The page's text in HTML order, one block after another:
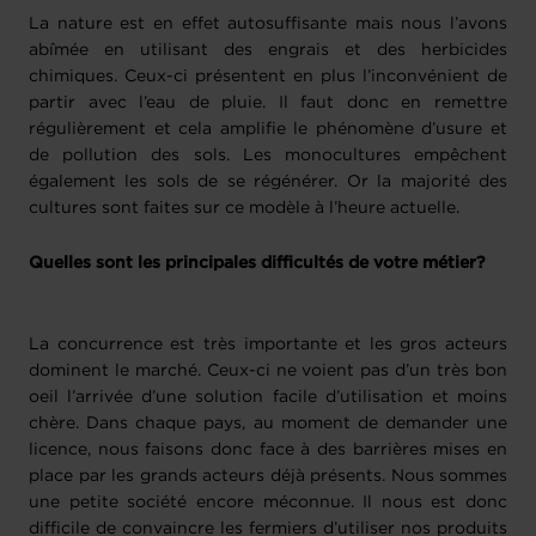
La nature est en effet autosuffisante mais nous l’avons
abîmée en utilisant des engrais et des herbicides
chimiques. Ceux-ci présentent en plus l’inconvénient de
partir avec l’eau de pluie. Il faut donc en remettre
régulièrement et cela amplifie le phénomène d’usure et
de pollution des sols. Les monocultures empêchent
également les sols de se régénérer. Or la majorité des
cultures sont faites sur ce modèle à l’heure actuelle.
Quelles sont les principales difficultés de votre métier?
La concurrence est très importante et les gros acteurs
dominent le marché. Ceux-ci ne voient pas d’un très bon
oeil l’arrivée d’une solution facile d’utilisation et moins
chère. Dans chaque pays, au moment de demander une
licence, nous faisons donc face à des barrières mises en
place par les grands acteurs déjà présents. Nous sommes
une petite société encore méconnue. Il nous est donc
difficile de convaincre les fermiers d’utiliser nos produits